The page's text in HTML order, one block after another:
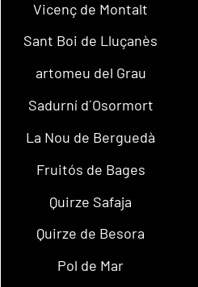
Vicenç de Montalt
Sant Boi de Lluçanès
artomeu del Grau
Sadurní d´Osormort
La Nou de Berguedà
Fruitós de Bages
Quirze Safaja
Quirze de Besora
Pol de Mar